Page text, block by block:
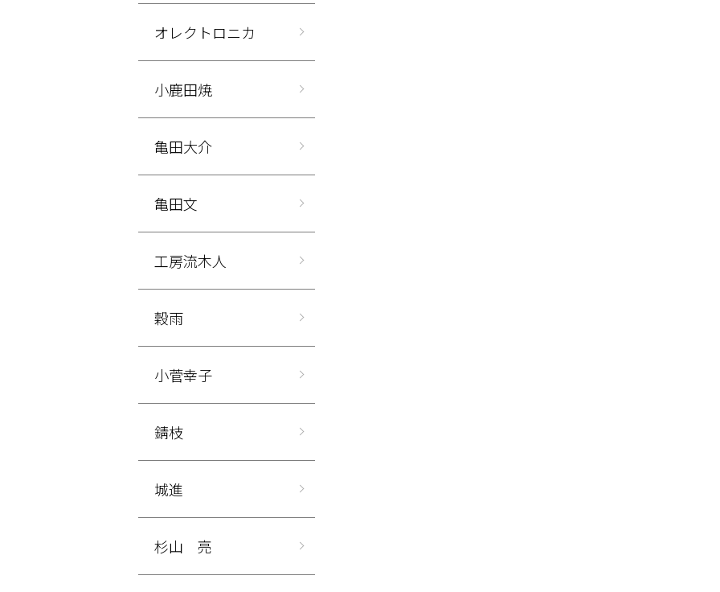
オレクトロニカ
小鹿田焼
亀田大介
亀田文
工房流木人
穀雨
小菅幸子
錆枝
城進
杉山 亮